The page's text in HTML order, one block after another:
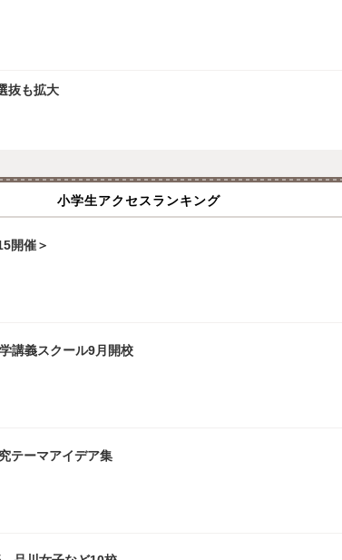
抜も拡大
小学生アクセスランキング
開催＞
講義スクール9月開校
テーマアイデア集